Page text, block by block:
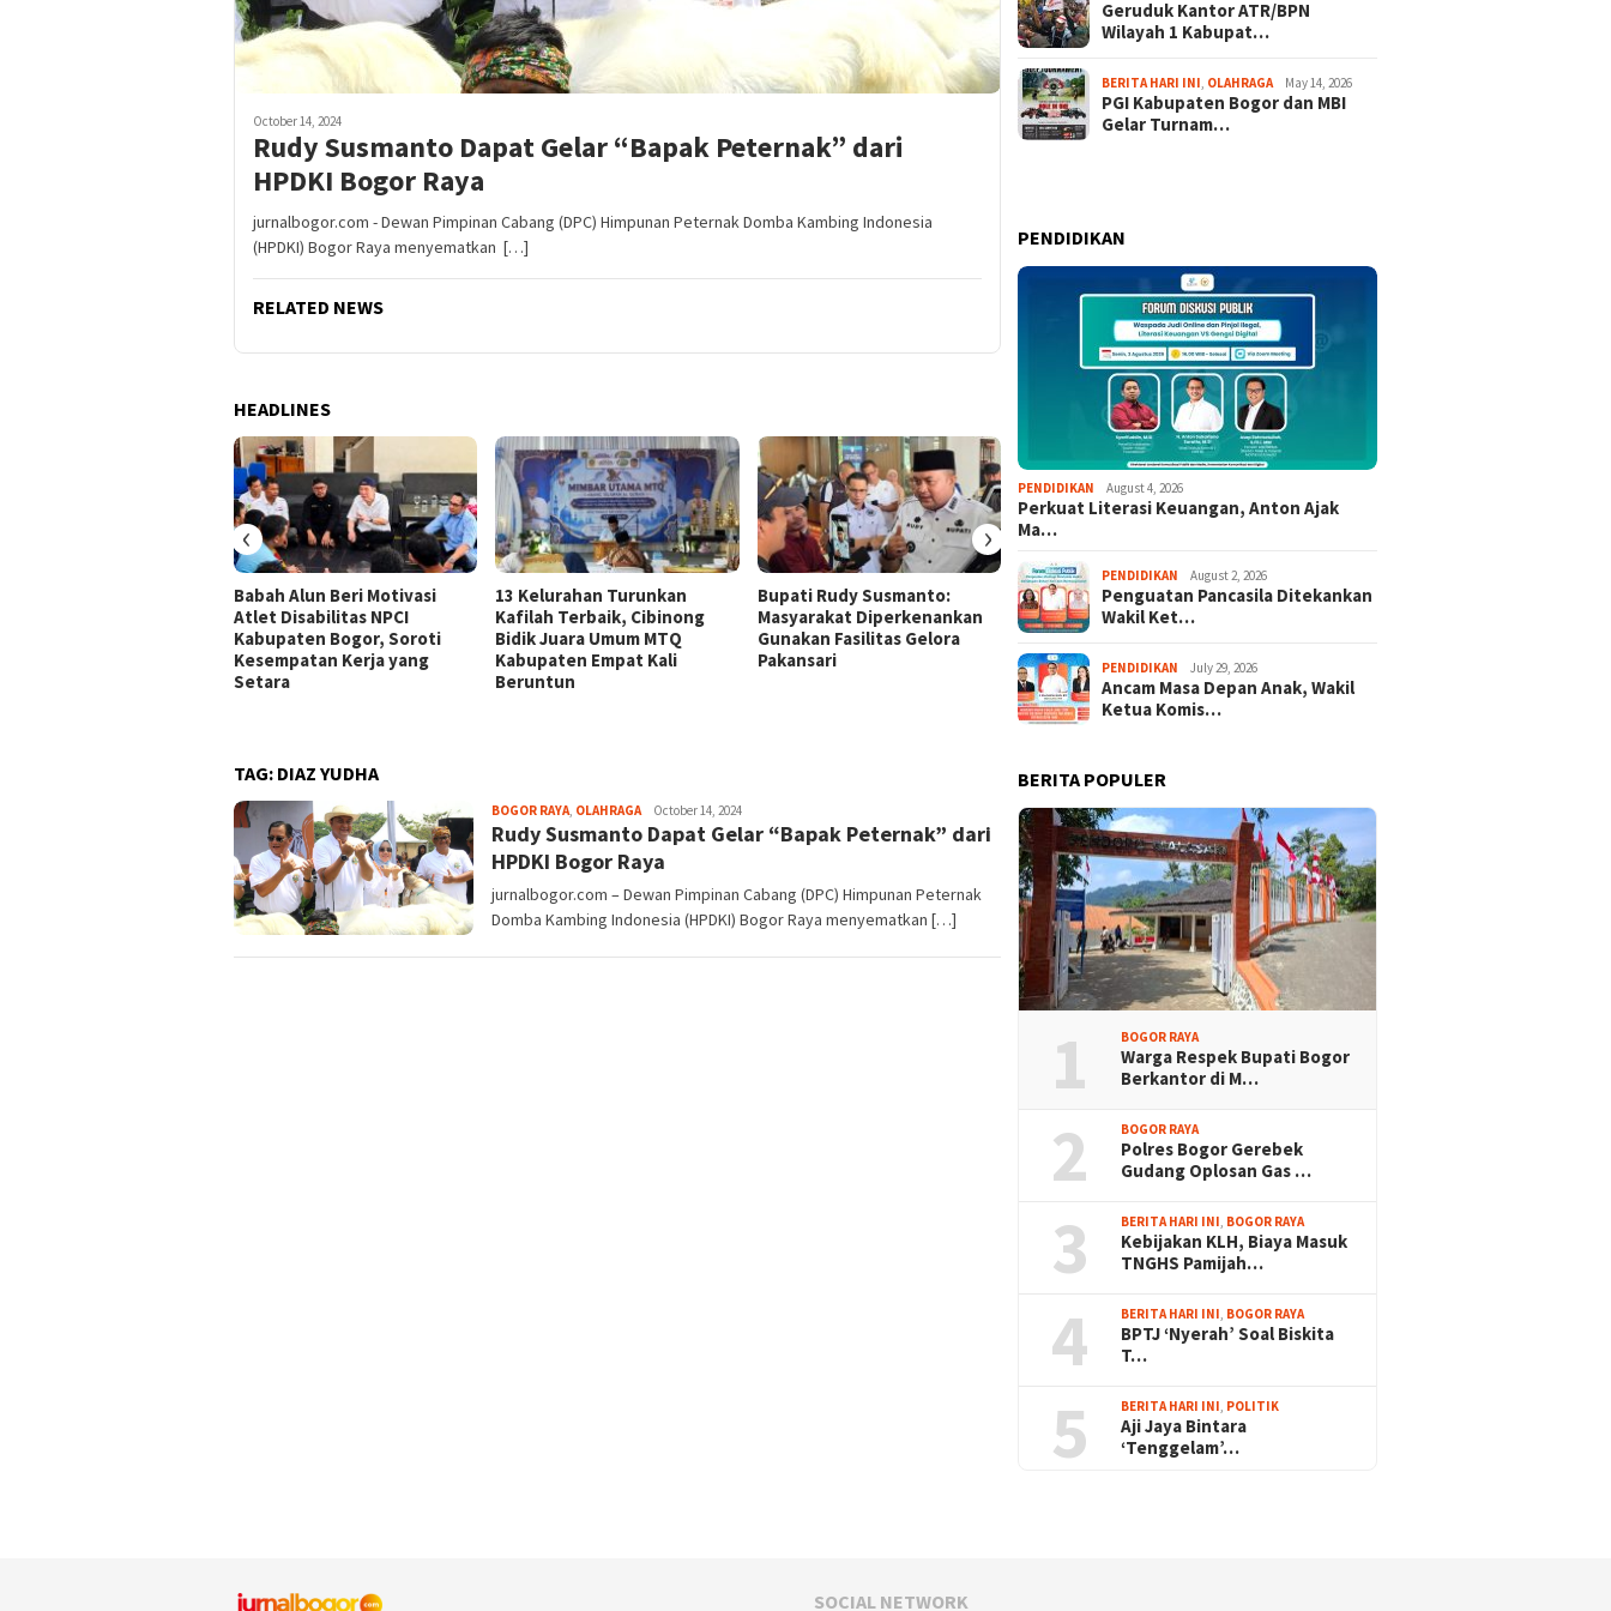
October 14, 2024
Rudy Susmanto Dapat Gelar “Bapak Peternak” dari
HPDKI Bogor Raya
jurnalbogor.com - Dewan Pimpinan Cabang (DPC) Himpunan Peternak Domba Kambing Indonesia
(HPDKI) Bogor Raya menyematkan […]
RELATED NEWS
HEADLINES
Babah Alun Beri Motivasi
Atlet Disabilitas NPCI
Kabupaten Bogor, Soroti
Kesempatan Kerja yang
Setara
13 Kelurahan Turunkan
Kafilah Terbaik, Cibinong
Bidik Juara Umum MTQ
Kabupaten Empat Kali
Beruntun
Bupati Rudy Susmanto:
Masyarakat Diperkenankan
Gunakan Fasilitas Gelora
Pakansari
Bendera Merah Putih
Raksasa Terbentang Megah
di Stadion Pakansari
Ketua KONI Apresiasi Atlet
‹ ›
TAG: DIAZ YUDHA
BOGOR RAYA, OLAHRAGAAga
Alamanda
October 14, 2024
Rudy Susmanto Dapat Gelar “Bapak Peternak” dari
HPDKI Bogor Raya
jurnalbogor.com – Dewan Pimpinan Cabang (DPC) Himpunan Peternak
Domba Kambing Indonesia (HPDKI) Bogor Raya menyematkan […]
Geruduk Kantor ATR/BPN
Wilayah 1 Kabupat…
BERITA HARI INI OLAHRAGA May 14, 2026
PGI Kabupaten Bogor dan MBI
Gelar Turnam…
PENDIDIKAN
PENDIDIKAN August 4, 2026
Perkuat Literasi Keuangan, Anton Ajak
Ma…
PENDIDIKAN August 2, 2026
Penguatan Pancasila Ditekankan
Wakil Ket…
PENDIDIKAN July 29, 2026
Ancam Masa Depan Anak, Wakil
Ketua Komis…
BERITA POPULER
1 BOGOR RAYA
Warga Respek Bupati Bogor
Berkantor di M…
2 BOGOR RAYA
Polres Bogor Gerebek
Gudang Oplosan Gas …
3 BERITA HARI INI, BOGOR RAYA
Kebijakan KLH, Biaya Masuk
TNGHS Pamijah…
4 BERITA HARI INI, BOGOR RAYA
BPTJ ‘Nyerah’ Soal Biskita
T…
5 BERITA HARI INI, POLITIK
Aji Jaya Bintara
‘Tenggelam’…
SOCIAL NETWORK